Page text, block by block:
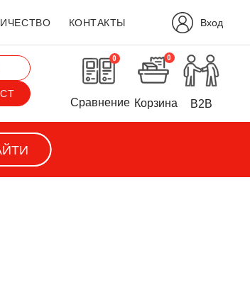
КОНТАКТЫ Вход
0
Сравнение
0
Корзина B2B